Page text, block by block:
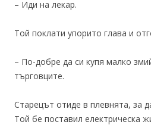
– Иди на лекар.
Той поклати упорито глава и
– По-добре да си купя малко
търговците.
Старецът отиде в плевнята, за
Той бе поставил електрическа